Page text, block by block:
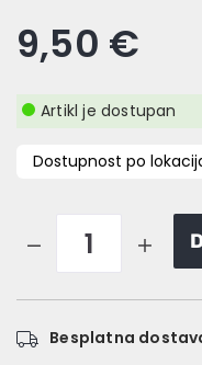
9,50 €
Artikl je dostupan
Dostupnost po
Besplatna